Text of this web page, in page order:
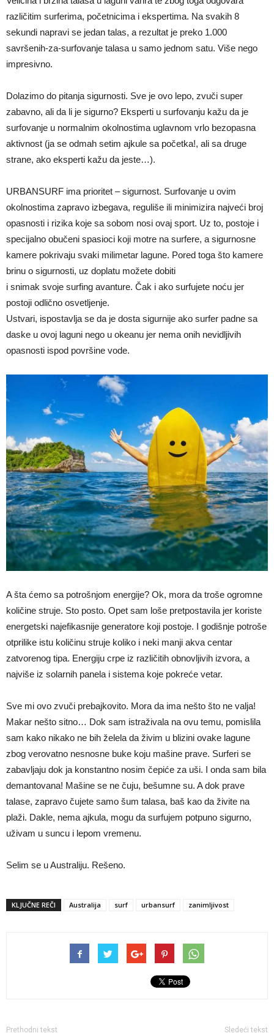
različitim surferima, početnicima i ekspertima. Na svakih 8
sekundi napravi se jedan talas, a rezultat je preko 1.000
savršenih-za-surfovanje talasa u samo jednom satu. Više nego
impresivno.
Dolazimo do pitanja sigurnosti. Sve je ovo lepo, zvuči super
zabavno, ali da li je sigurno? Eksperti u surfovanju kažu da je
surfovanje u normalnim okolnostima uglavnom vrlo bezopasna
aktivnost (ja se odmah setim ajkule sa početka!, ali sa druge
strane, ako eksperti kažu da jeste…).
URBANSURF ima prioritet – sigurnost. Surfovanje u ovim
okolnostima zapravo izbegava, reguliše ili minimizira najveći broj
opasnosti i rizika koje sa sobom nosi ovaj sport. Uz to, postoje i
specijalno obučeni spasioci koji motre na surfere, a sigurnosne
kamere pokrivaju svaki milimetar lagune. Pored toga što kamere
brinu o sigurnosti, uz doplatu možete dobiti
i snimak svoje surfing avanture. Čak i ako surfujete noću jer
postoji odlično osvetljenje.
Ustvari, ispostavlja se da je dosta sigurnije ako surfer padne sa
daske u ovoj laguni nego u okeanu jer nema onih nevidljivih
opasnosti ispod površine vode.
A šta ćemo sa potrošnjom energije? Ok, mora da troše ogromne
količine struje. Sto posto. Opet sam loše pretpostavila jer koriste
energetski najefikasnije generatore koji postoje. I godišnje potroše
otprilike istu količinu struje koliko i neki manji akva centar
zatvorenog tipa. Energiju crpe iz različitih obnovljivih izvora, a
najviše iz solarnih panela i sistema koje pokreće vetar.
Sve mi ovo zvuči prebajkovito. Mora da ima nešto što ne valja!
Makar nešto sitno… Dok sam istraživala na ovu temu, pomislila
sam kako nikako ne bih želela da živim u blizini ovake lagune
zbog verovatno nesnosne buke koju mašine prave. Surferi se
zabavljaju dok ja konstantno nosim čepiće za uši. I onda sam bila
demantovana! Mašine se ne čuju, bešumne su. A dok prave
talase, zapravo čujete samo šum talasa, baš kao da živite na
plaži. Dakle, nema ajkula, mogu da surfujem potpuno sigurno,
uživam u suncu i lepom vremenu.
Selim se u Australiju. Rešeno.
KLJUČNE REČI Australija surf urbansurf zanimljivost
Prethodni tekst Sledeći tekst